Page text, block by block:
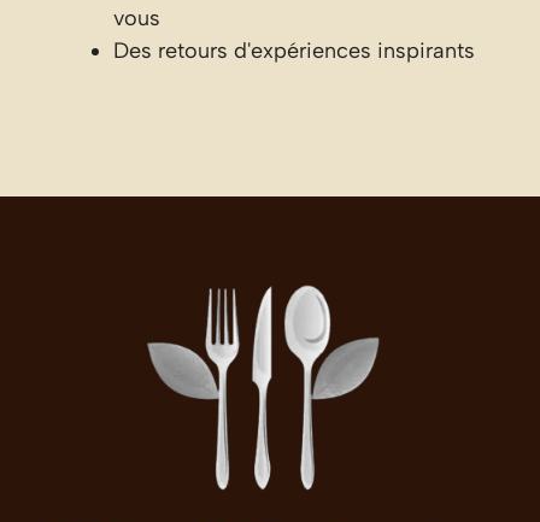
vous
Des retours d'expériences inspirants